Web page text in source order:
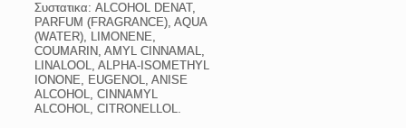
Συστατικα: ALCOHOL DENAT,
PARFUM (FRAGRANCE), AQUA
(WATER), LIMONENE,
COUMARIN, AMYL CINNAMAL,
LINALOOL, ALPHA-ISOMETHYL
IONONE, EUGENOL, ANISE
ALCOHOL, CINNAMYL
ALCOHOL, CITRONELLOL.